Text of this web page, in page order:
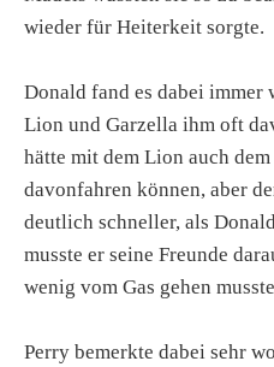
wieder für Heiterkeit sorgte.
Donald fand es dabei immer
Lion und Garzella ihm oft
hätte mit dem Lion auch
davonfahren können, aber
deutlich schneller, als
musste er seine Freunde
wenig vom Gas gehen
Perry bemerkte dabei sehr